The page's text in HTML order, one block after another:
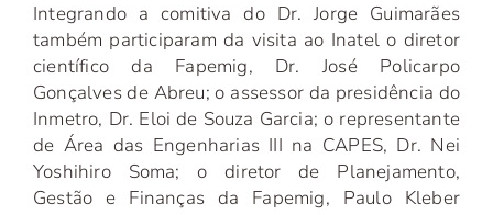
Integrando a comitiva do Dr. Jorge Guimarães
também participaram da visita ao Inatel o diretor
científico da Fapemig, Dr. José Policarpo
Gonçalves de Abreu; o assessor da presidência do
Inmetro, Dr. Eloi de Souza Garcia; o representante
de Área das Engenharias III na CAPES, Dr. Nei
Yoshihiro Soma; o diretor de Planejamento,
Gestão e Finanças da Fapemig, Paulo Kleber